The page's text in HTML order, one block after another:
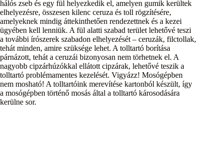
hálós zseb és egy fül helyezkedik el, amelyen gumik kerültek
elhelyezésre, összesen kilenc ceruza és toll rögzítésére,
amelyeknek mindig áttekinthetően rendezettnek és a kezei
ügyében kell lenniük. A fül alatti szabad terület lehetővé teszi
a további írószerek szabadon elhelyezését – ceruzák, filctollak,
tehát minden, amire szüksége lehet. A tolltartó borítása
párnázott, tehát a ceruzái bizonyosan nem törhetnek el. A
nagyobb cipzárhúzókkal ellátott cipzárak, lehetővé teszik a
tolltartó problémamentes kezelését. Vigyázz! Mosógépben
nem mosható! A tolltartóink merevítése kartonból készült, így
a mosógépben történő mosás által a tolltartó károsodására
kerülne sor.